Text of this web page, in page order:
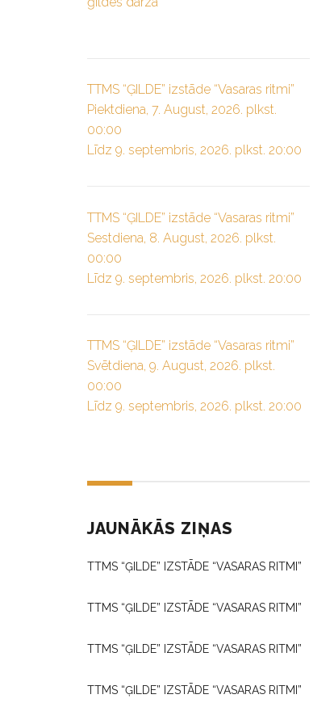
TTMS “ĢILDE” izstāde “Vasaras ritmi”
Piektdiena, 7. August, 2026. plkst.
00:00
Līdz 9. septembris, 2026. plkst. 20:00
TTMS “ĢILDE” izstāde “Vasaras ritmi”
Sestdiena, 8. August, 2026. plkst.
00:00
Līdz 9. septembris, 2026. plkst. 20:00
TTMS “ĢILDE” izstāde “Vasaras ritmi”
Svētdiena, 9. August, 2026. plkst.
00:00
Līdz 9. septembris, 2026. plkst. 20:00
JAUNĀKĀS ZIŅAS
TTMS “ĢILDE” IZSTĀDE “VASARAS RITMI”
TTMS “ĢILDE” IZSTĀDE “VASARAS RITMI”
TTMS “ĢILDE” IZSTĀDE “VASARAS RITMI”
TTMS “ĢILDE” IZSTĀDE “VASARAS RITMI”